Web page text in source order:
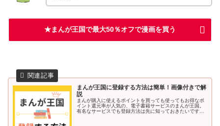
★まんが王国で最大50％オフで漫画を買う
まんが王国に登録する方法は簡単！画像付きで解
説
まんが購入に使えるポイントを買っても使ってもお得なポ
イント還元率が人気の、電子書籍サービスのまんが王国。
有名なサービスでも登録方法は先に知っておきたいですよ